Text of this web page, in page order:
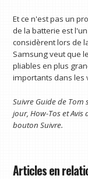
Et ce n'est pas un
de la batterie est
considèrent lors de
Samsung veut que
pliables en plus
importants dans les
Suivre Guide de Tom
jour, How-Tos et Avis
bouton Suivre.
Articles en